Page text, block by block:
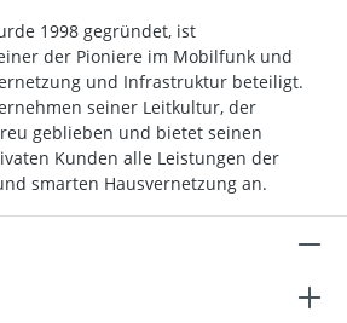
1998 gegründet, ist
der Pioniere im Mobilfunk und
und Infrastruktur beteiligt.
seiner Leitkultur, der
geblieben und bietet seinen
Kunden alle Leistungen der
smarten Hausvernetzung an.